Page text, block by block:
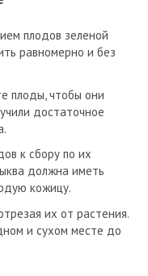
плодов зеленой
равномерно и без
плоды, чтобы они
достаточное
к сбору по их
должна иметь
кожицу.
их от растения.
и сухом месте до